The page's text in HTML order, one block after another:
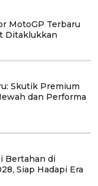
MotoGP Terbaru
Ditaklukkan
Skutik Premium
dan Performa
Bertahan di
Siap Hadapi Era